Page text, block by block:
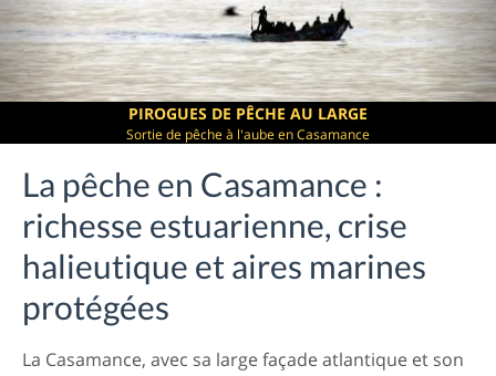
PIROGUES DE PÊCHE AU LARGE
Sortie de pêche à l'aube en Casamance
La pêche en Casamance :
richesse estuarienne, crise
halieutique et aires marines
protégées
La Casamance, avec sa large façade atlantique et son